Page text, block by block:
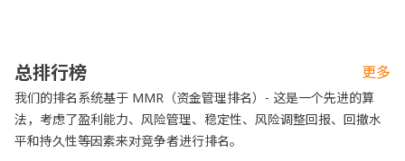
总排行榜 更多
我们的排名系统基于 MMR（资金管理排名）- 这是一个先进的算
法，考虑了盈利能力、风险管理、稳定性、风险调整回报、回撤水
平和持久性等因素来对竞争者进行排名。